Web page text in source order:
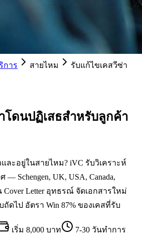
การ สายไหม
รับแก้ไขเคสวีซ่า
โดนปฏิเสธสำหรับลูกค้า
ละอยู่ในสายไหม? iVC รับวิเคราะห์
— Schengen, UK, USA, Canada,
Cover Letter อุทธรณ์ จัดเอกสารใหม่
ดไป อัตรา Win 87% ของเคสที่รับ
เริ่ม 8,000 บาท
7-30 วันทำการ